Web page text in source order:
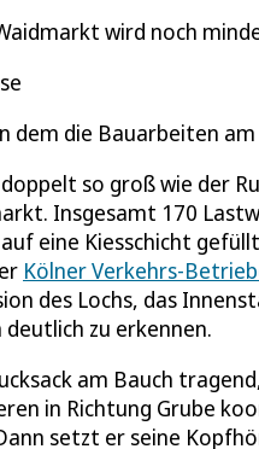
wird noch
dem die Bauarbeiten
doppelt so groß wie der
Insgesamt 170
eine Kiesschicht
Kölner Verkehrs-
des Lochs, das
deutlich zu erkennen.
am Bauch
in Richtung Grube
setzt er seine